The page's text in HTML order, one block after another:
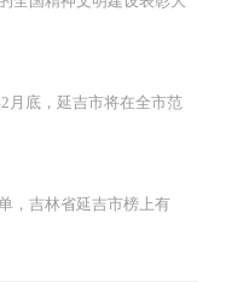
底，延吉市将在全市范
，吉林省延吉市榜上有